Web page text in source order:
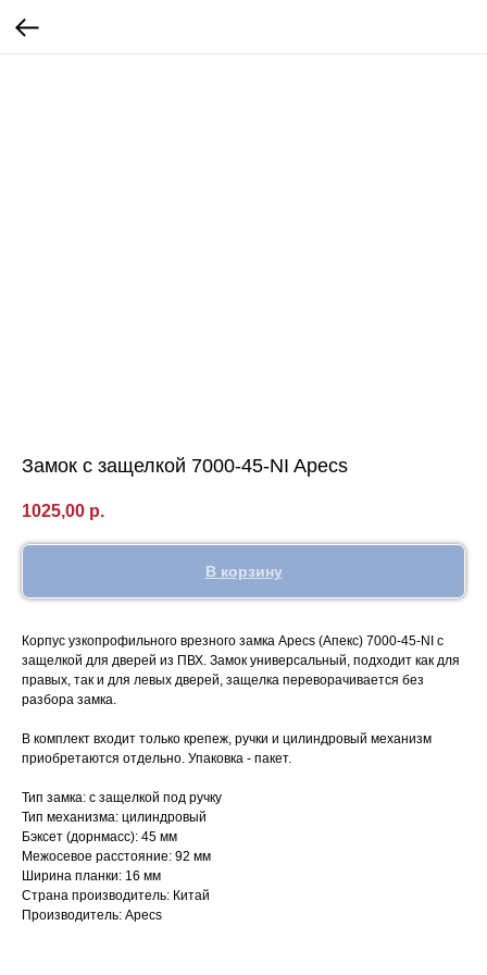
Замок с защелкой 7000-45-NI Apecs
1025,00 р.
В корзину
Корпус узкопрофильного врезного замка Apecs (Апекс) 7000-45-NI с
защелкой для дверей из ПВХ. Замок универсальный, подходит как для
правых, так и для левых дверей, защелка переворачивается без
разбора замка.
В комплект входит только крепеж, ручки и цилиндровый механизм
приобретаются отдельно. Упаковка - пакет.
Тип замка: с защелкой под ручку
Тип механизма: цилиндровый
Бэксет (дорнмасс): 45 мм
Межосевое расстояние: 92 мм
Ширина планки: 16 мм
Страна производитель: Китай
Производитель: Apecs